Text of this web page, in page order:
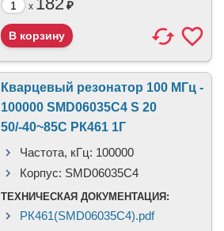
x ₽
Кварцевый резонатор 100 МГц -
100000 SMD06035C4 S 20
50/-40~85C РК461 1Г
Частота, кГц: 100000
Корпус: SMD06035C4
ТЕХНИЧЕСКАЯ ДОКУМЕНТАЦИЯ:
РК461(SMD06035C4).pdf